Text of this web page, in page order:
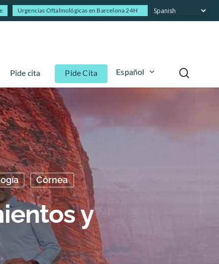
Urgencias Oftalmológicas en Barcelona 24H
Pide cita Pide Cita Español
Córnea
y